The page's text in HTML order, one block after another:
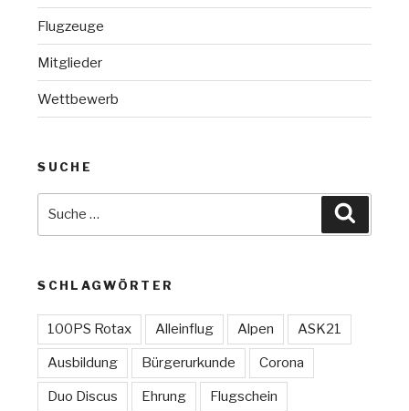
Flugzeuge
Mitglieder
Wettbewerb
SUCHE
SCHLAGWÖRTER
100PS Rotax Alleinflug Alpen ASK21
Ausbildung Bürgerurkunde Corona
Duo Discus Ehrung Flugschein